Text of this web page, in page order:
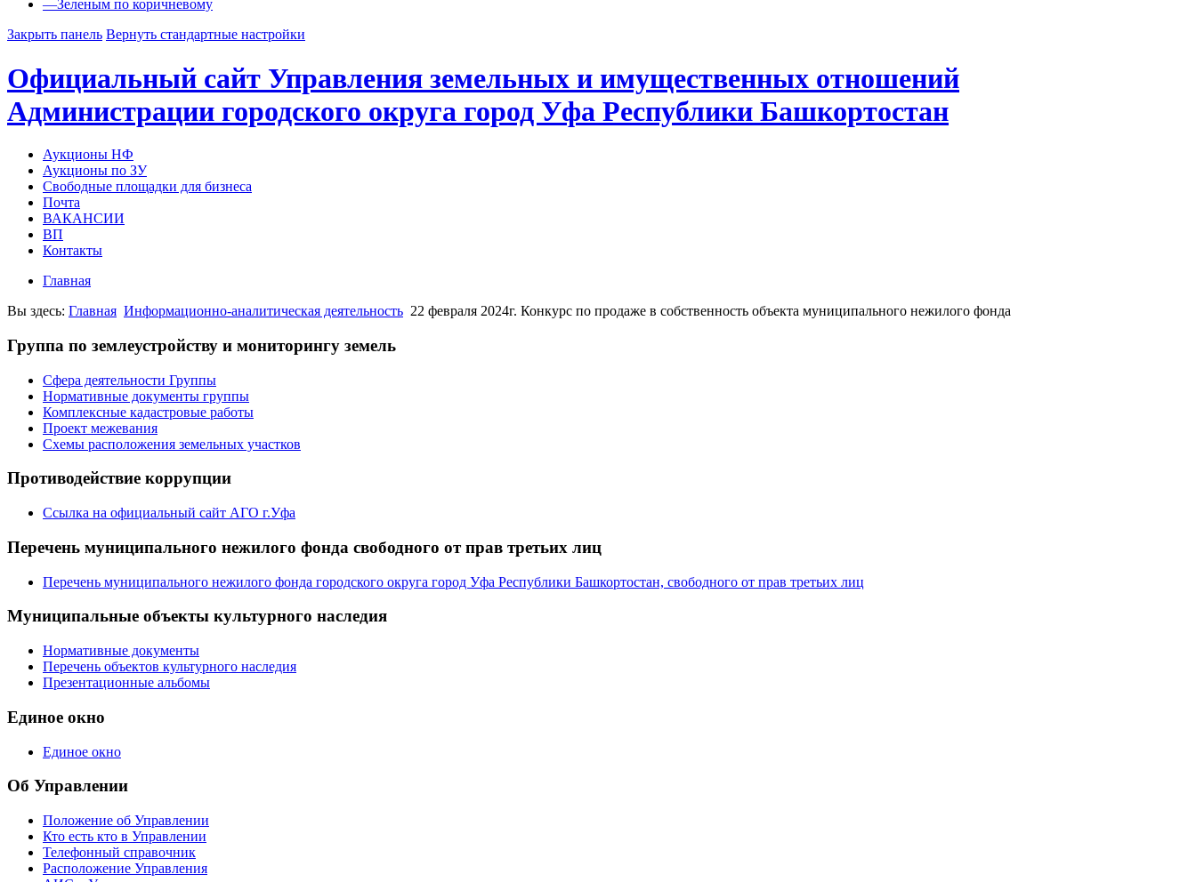
—Зеленым по коричневому
Закрыть панель Вернуть стандартные настройки
Официальный сайт Управления земельных и имущественных отношений
Администрации городского округа город Уфа Республики Башкортостан
Аукционы НФ
Аукционы по ЗУ
Свободные площадки для бизнеса
Почта
ВАКАНСИИ
ВП
Контакты
Главная
Вы здесь: Главная Информационно-аналитическая деятельность 22 февраля 2024г. Конкурс по продаже в собственность объекта муниципального нежилого фонда
Группа по землеустройству и мониторингу земель
Сфера деятельности Группы
Нормативные документы группы
Комплексные кадастровые работы
Проект межевания
Схемы расположения земельных участков
Противодействие коррупции
Ссылка на официальный сайт АГО г.Уфа
Перечень муниципального нежилого фонда свободного от прав третьих лиц
Перечень муниципального нежилого фонда городского округа город Уфа Республики Башкортостан, свободного от прав третьих лиц
Муниципальные объекты культурного наследия
Нормативные документы
Перечень объектов культурного наследия
Презентационные альбомы
Единое окно
Единое окно
Об Управлении
Положение об Управлении
Кто есть кто в Управлении
Телефонный справочник
Расположение Управления